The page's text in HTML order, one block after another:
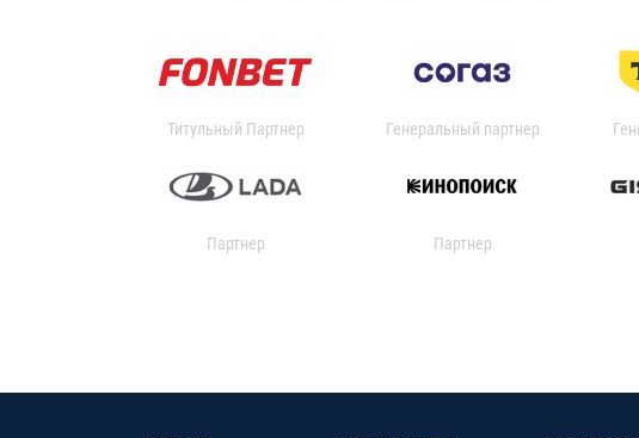
Титульный Партнер Генеральный партнер
Партнер Партнер